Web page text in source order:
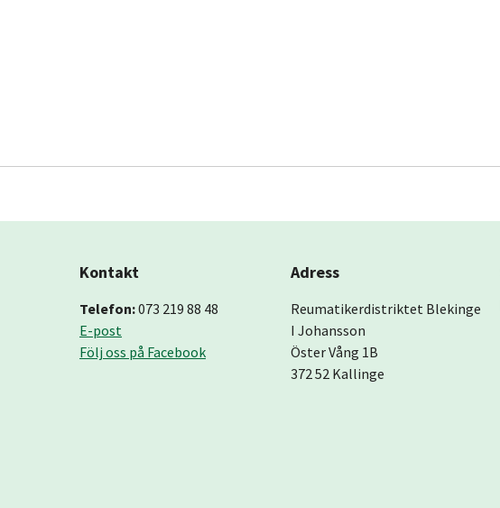
Kontakt
Telefon:073 219 88 48
E-post
Följ oss på Facebook
Adress
Reumatikerdistriktet Blekinge
I Johansson
Öster Vång 1B
372 52 Kallinge